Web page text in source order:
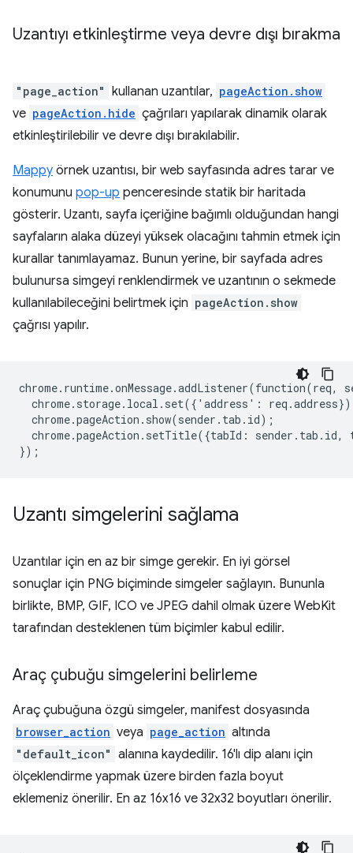
Uzantıyı etkinleştirme veya devre dışı bırakma
"page_action" kullanan uzantılar, pageAction.show
ve pageAction.hide çağrıları yapılarak dinamik olarak
etkinleştirilebilir ve devre dışı bırakılabilir.
Mappy örnek uzantısı, bir web sayfasında adres tarar ve
konumunu pop-up penceresinde statik bir haritada
gösterir. Uzantı, sayfa içeriğine bağımlı olduğundan hangi
sayfaların alaka düzeyi yüksek olacağını tahmin etmek için
kurallar tanımlayamaz. Bunun yerine, bir sayfada adres
bulunursa simgeyi renklendirmek ve uzantının o sekmede
kullanılabileceğini belirtmek için pageAction.show
çağrısı yapılır.
chrome. runtime.onMessage.addListener(function(req,
chrome. storage. local . set({ ' address ' : req .address})
chrome.pageAction . show(sender . tab . id);
chrome.pageAction . setTitle({tabId : sender . tab . id,
});
Uzantı simgelerini sağlama
Uzantılar için en az bir simge gerekir. En iyi görsel
sonuçlar için PNG biçiminde simgeler sağlayın. Bununla
birlikte, BMP, GIF, ICO ve JPEG dahil olmak üzere WebKit
tarafından desteklenen tüm biçimler kabul edilir.
Araç çubuğu simgelerini belirleme
Araç çubuğuna özgü simgeler, manifest dosyasında
browser_action veya page_action altında
"default_icon" alanına kaydedilir. 16'lı dip alanı için
ölçeklendirme yapmak üzere birden fazla boyut
eklemeniz önerilir. En az 16x16 ve 32x32 boyutları önerilir.